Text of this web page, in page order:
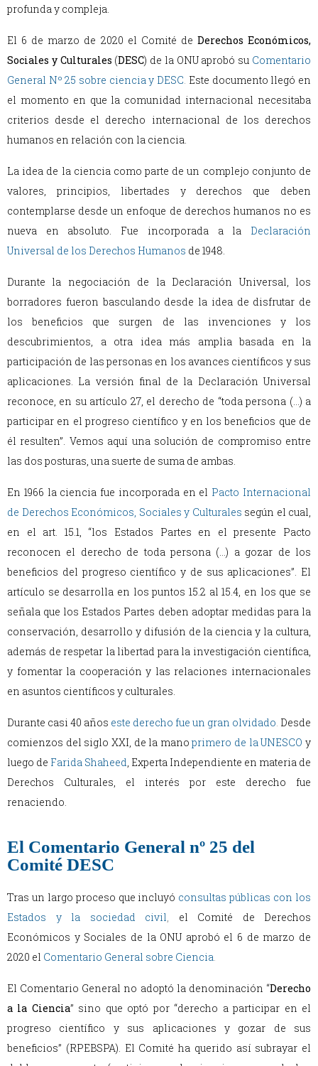
profunda y compleja.
El 6 de marzo de 2020 el Comité de Derechos Económicos,
Sociales y Culturales (DESC) de la ONU aprobó su Comentario
General Nº 25 sobre ciencia y DESC. Este documento llegó en
el momento en que la comunidad internacional necesitaba
criterios desde el derecho internacional de los derechos
humanos en relación con la ciencia.
La idea de la ciencia como parte de un complejo conjunto de
valores, principios, libertades y derechos que deben
contemplarse desde un enfoque de derechos humanos no es
nueva en absoluto. Fue incorporada a la
Declaración
Universal de los Derechos Humanos de 1948.
Durante la negociación de la Declaración Universal, los
borradores fueron basculando desde la idea de disfrutar de
los beneficios que surgen de las invenciones y los
descubrimientos, a otra idea más amplia basada en la
participación de las personas en los avances científicos y sus
aplicaciones. La versión final de la Declaración Universal
reconoce, en su artículo 27, el derecho de “toda persona (…) a
participar en el progreso científico y en los beneficios que de
él resulten”. Vemos aquí una solución de compromiso entre
las dos posturas, una suerte de suma de ambas.
En 1966 la ciencia fue incorporada en el Pacto Internacional
de Derechos Económicos, Sociales y Culturales según el cual,
en el art. 15.1, “los Estados Partes en el presente Pacto
reconocen el derecho de toda persona (…) a gozar de los
beneficios del progreso científico y de sus aplicaciones”. El
artículo se desarrolla en los puntos 15.2 al 15.4, en los que se
señala que los Estados Partes deben adoptar medidas para la
conservación, desarrollo y difusión de la ciencia y la cultura,
además de respetar la libertad para la investigación científica,
y fomentar la cooperación y las relaciones internacionales
en asuntos científicos y culturales.
Durante casi 40 años este derecho fue un gran olvidado. Desde
comienzos del siglo XXI, de la mano primero de la UNESCO y
luego de Farida Shaheed, Experta Independiente en materia de
Derechos Culturales, el interés por este derecho fue
renaciendo.
El Comentario General nº 25 del
Comité DESC
Tras un largo proceso que incluyó consultas públicas con los
Estados y la sociedad civil, el Comité de Derechos
Económicos y Sociales de la ONU aprobó el 6 de marzo de
2020 el Comentario General sobre Ciencia.
El Comentario General no adoptó la denominación “Derecho
a la Ciencia” sino que optó por “derecho a participar en el
progreso científico y sus aplicaciones y gozar de sus
beneficios” (RPEBSPA). El Comité ha querido así subrayar el